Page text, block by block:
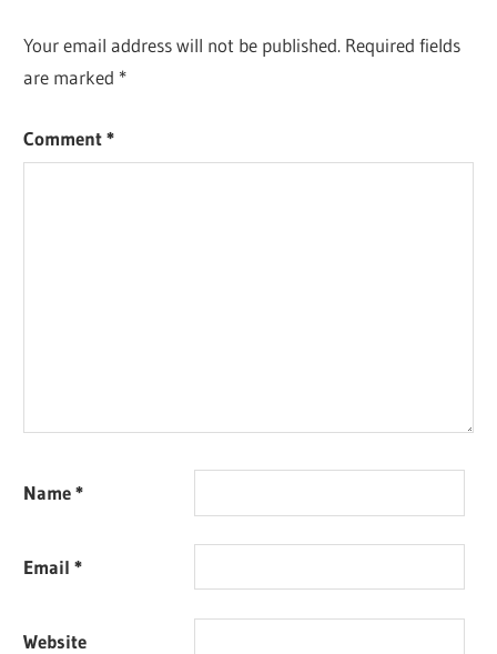
Your email address will not be published. Required fields
are marked *
Comment*
Name*
Email*
Website